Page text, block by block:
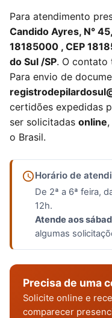
Para atendimento
Candido Ayres, N°
18185000 , CEP
do Sul /SP. O contato
Para envio de
certidões expedidas
ser solicitadas online
o Brasil.
Horário de
De 2ª a 6ª feira,
12h.
Atende aos
algumas
Precisa de uma
Solicite online e
comparecer